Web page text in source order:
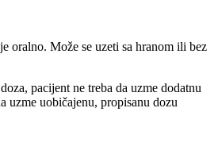
oralno. Može se uzeti sa hranom ili bez
pacijent ne treba da uzme dodatnu
uzme uobičajenu, propisanu dozu